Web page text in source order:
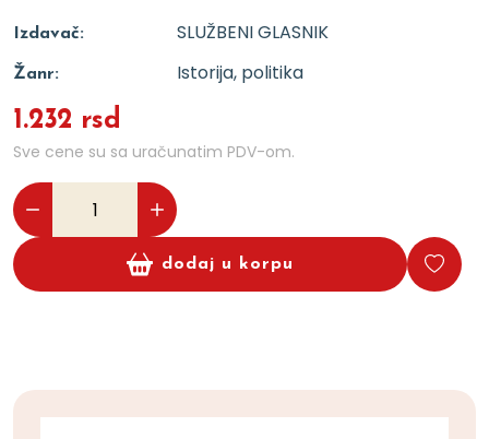
Izdavač: SLUŽBENI GLASNIK
Žanr: Istorija, politika
1.232 rsd
Sve cene su sa uračunatim PDV-om.
dodaj u korpu